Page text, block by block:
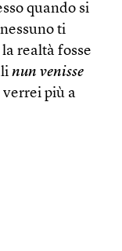
quando si
ti
realtà fosse
nun venisse
verrei più a